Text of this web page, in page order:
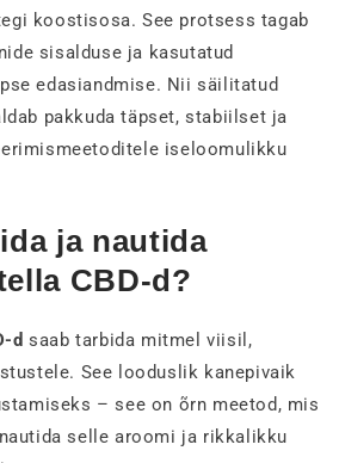
koostisosa. See protsess tagab
sisalduse ja kasutatud
edasiandmise. Nii säilitatud
pakkuda täpset, stabiilset ja
iseloomulikku
ja nautida
CBD-d?
d saab tarbida mitmel viisil,
See looduslik kanepivaik
– see on õrn meetod, mis
selle aroomi ja rikkalikku